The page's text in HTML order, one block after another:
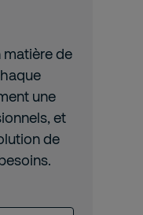
matière de
une
et
de